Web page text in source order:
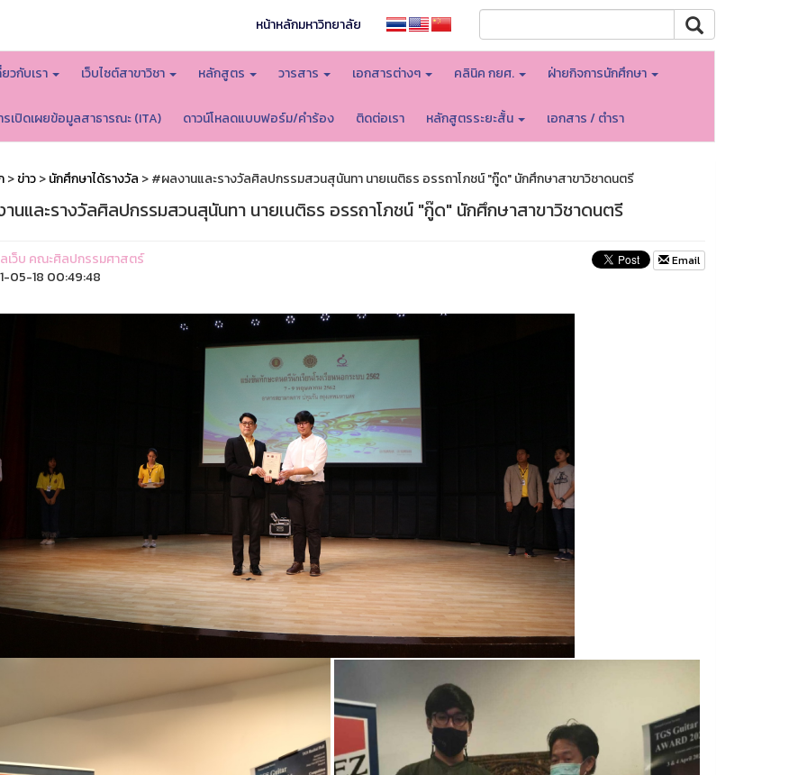
หน้าหลักมหาวิทยาลัย
ยวกับเรา เว็บไซต์สาขาวิชา หลักสูตร วารสาร เอกสารต่างๆ คลินิค กยศ. ฝ่ายกิจการนักศึกษา
รเปิดเผยข้อมูลสาธารณะ (ITA) ดาวน์โหลดแบบฟอร์ม/คำร้อง ติดต่อเรา หลักสูตรระยะสั้น เอกสาร / ตำรา
>ข่าว>นักศึกษาได้รางวัล > #ผลงานและรางวัลศิลปกรรมสวนสุนันทา นายเนติธร อรรถาโภชน์ "กู๊ด" นักศึกษาสาขาวิชาดนตรี
นและรางวัลศิลปกรรมสวนสุนันทา นายเนติธร อรรถาโภชน์ "กู๊ด" นักศึกษาสาขาวิชาดนตรี
เว็บ คณะศิลปกรรมศาสตร์
05-18 00:49:48
Email